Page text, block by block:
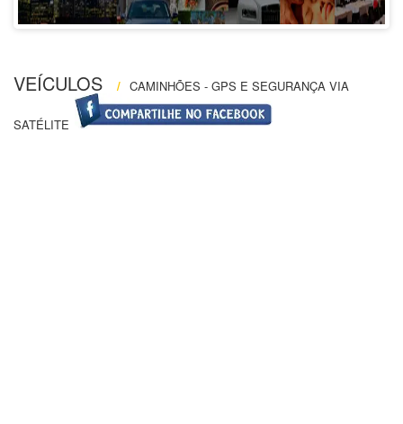
VEÍCULOS / CAMINHÕES - GPS E SEGURANÇA VIA
SATÉLITE